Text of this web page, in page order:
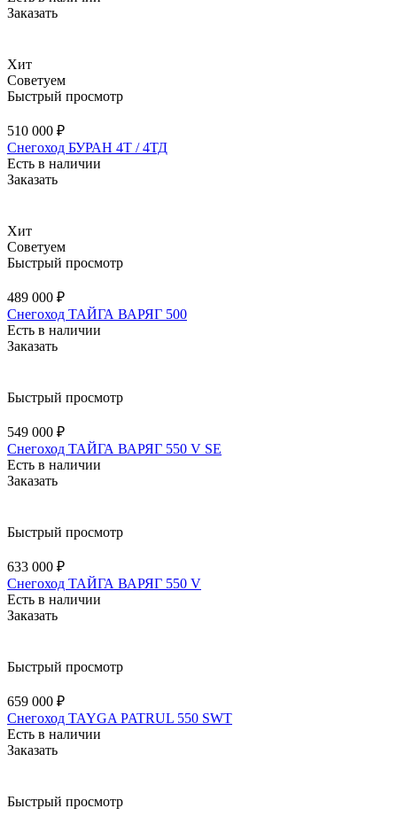
Заказать
Хит
Советуем
Быстрый просмотр
510 000 ₽
Снегоход БУРАН 4Т / 4ТД
Есть в наличии
Заказать
Хит
Советуем
Быстрый просмотр
489 000 ₽
Снегоход ТАЙГА ВАРЯГ 500
Есть в наличии
Заказать
Быстрый просмотр
549 000 ₽
Снегоход ТАЙГА ВАРЯГ 550 V SE
Есть в наличии
Заказать
Быстрый просмотр
633 000 ₽
Снегоход ТАЙГА ВАРЯГ 550 V
Есть в наличии
Заказать
Быстрый просмотр
659 000 ₽
Снегоход TAYGA PATRUL 550 SWT
Есть в наличии
Заказать
Быстрый просмотр